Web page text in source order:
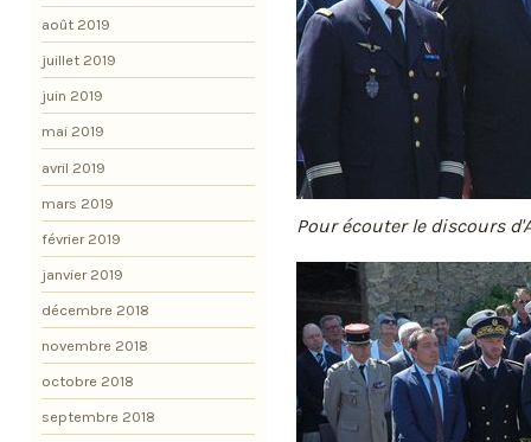
Pour écouter le discours
août 2019
juillet 2019
juin 2019
mai 2019
avril 2019
mars 2019
février 2019
janvier 2019
décembre 2018
novembre 2018
octobre 2018
septembre 2018